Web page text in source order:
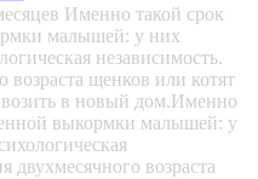
Именно такой срок
малышей: у них
независимость.
возраста щенков или котят
в новый дом.Именно
выкормки малышей: у
двухмесячного возраста